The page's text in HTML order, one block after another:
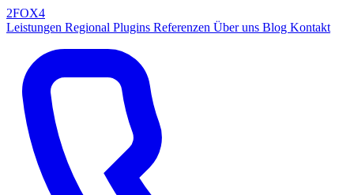
2FOX4
Leistungen Regional Plugins Referenzen Über uns Blog Kontakt